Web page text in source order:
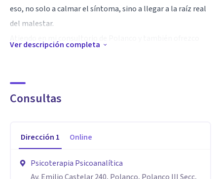
eso, no solo a calmar el síntoma, sino a llegar a la raíz real
del malestar.
adultos y personas de la tercera edad, abordando temas
como ansiedad, depresion, problemas emocionales,
Mi formacion en la Sociedad de Psicoanalisis y Psicoterapia
Ver descripción completa
Consultas
Dirección 1 Online
Psicoterapia Psicoanalítica